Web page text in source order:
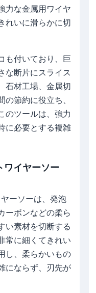
力な金属用ワイヤ
れいに滑らかに切
も付いており、巨
な断片にスライス
石材工場、金属切
の節約に役立ち、
のツールは、強力
に必要とする複雑
ワイヤーソー
ーソーは、発泡
ーボンなどの柔ら
い素材を切断する
常に細くてきれい
し、柔らかいもの
にならず、刃先が